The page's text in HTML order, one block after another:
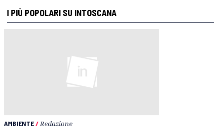
I PIÙ POPOLARI SU INTOSCANA
AMBIENTE/ Redazione